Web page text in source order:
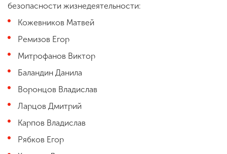
безопасности жизнедеятельности:
Кожевников Матвей
Ремизов Егор
Митрофанов Виктор
Баландин Данила
Воронцов Владислав
Ларцов Дмитрий
Карпов Владислав
Рябков Егор